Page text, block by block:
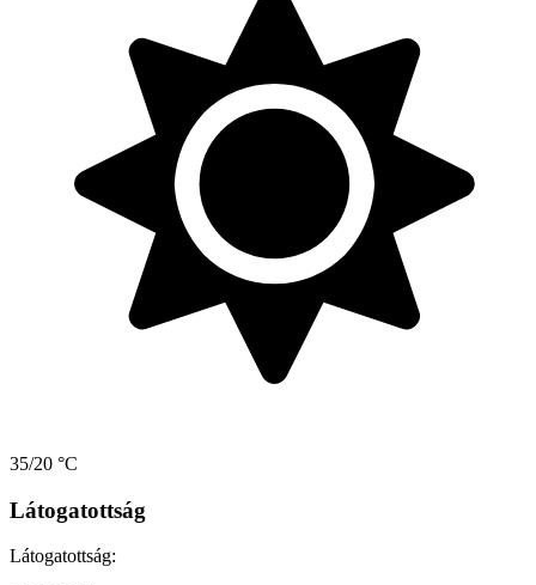
35/20 °C
Látogatottság
Látogatottság: